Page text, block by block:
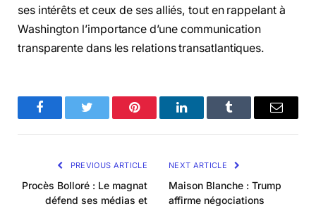
ses intérêts et ceux de ses alliés, tout en rappelant à
Washington l’importance d’une communication
transparente dans les relations transatlantiques.
FacebookTwitter Pinterest LinkedInTumblr Email
PREVIOUS ARTICLE
Procès Bolloré : Le magnat
défend ses médias et
NEXT ARTICLE
Maison Blanche : Trump
affirme négociations